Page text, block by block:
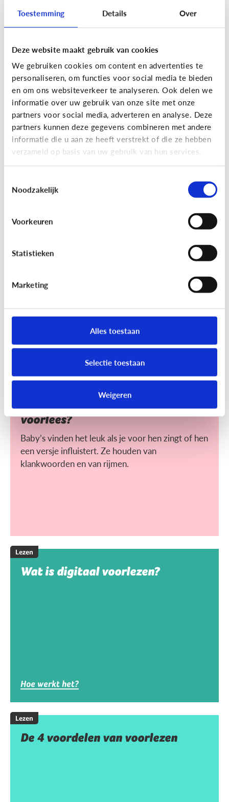
Toestemming Details Over
Deze website maakt gebruik van cookies
We gebruiken cookies om content en advertenties te
personaliseren, om functies voor social media te bieden
en om ons websiteverkeer te analyseren. Ook delen we
informatie over uw gebruik van onze site met onze
partners voor social media, adverteren en analyse. Deze
partners kunnen deze gegevens combineren met andere
informatie die u aan ze heeft verstrekt of die ze hebben
verzameld op basis van uw gebruik van hun services.
Noodzakelijk
Voorkeuren
Statistieken
Marketing
Alles toestaan
Selectie toestaan
Weigeren
Lees de 3 tips
Lezen
Mijn kind kan lezen, heeft het zin
dat ik nog voorlees?
Lezen
Voorlezen aan jonge kinderen zorgt ervoor dat ze
hen makkelijker?
Heeft het nut dat ik mijn baby
voorlees?
Baby’s vinden het leuk als je voor hen zingt of hen
een versje influistert. Ze houden van
klankwoorden en van rijmen.
Lezen
Wat is digitaal voorlezen?
Hoe werkt het?
Lezen
De 4 voordelen van voorlezen